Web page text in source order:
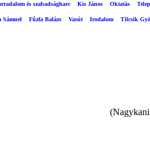
és szabadságharc Kis János Oktatás
Sámuel Fűzfa Balázs Vasút Irodalom Tilcsik